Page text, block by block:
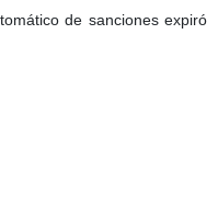
de sanciones expiró